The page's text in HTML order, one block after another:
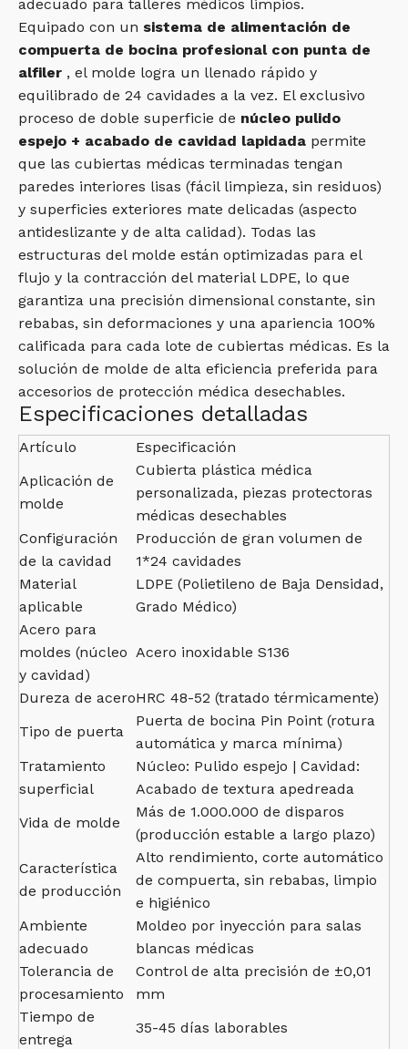
adecuado para talleres médicos limpios.
Equipado con un sistema de alimentación de
compuerta de bocina profesional con punta de
alfiler , el molde logra un llenado rápido y
equilibrado de 24 cavidades a la vez. El exclusivo
proceso de doble superficie de núcleo pulido
espejo + acabado de cavidad lapidada permite
que las cubiertas médicas terminadas tengan
paredes interiores lisas (fácil limpieza, sin residuos)
y superficies exteriores mate delicadas (aspecto
antideslizante y de alta calidad). Todas las
estructuras del molde están optimizadas para el
flujo y la contracción del material LDPE, lo que
garantiza una precisión dimensional constante, sin
rebabas, sin deformaciones y una apariencia 100%
calificada para cada lote de cubiertas médicas. Es la
solución de molde de alta eficiencia preferida para
accesorios de protección médica desechables.
Especificaciones detalladas
Artículo
Especificación
Aplicación de
molde
Cubierta plástica médica
personalizada, piezas protectoras
médicas desechables
Configuración
de la cavidad
Producción de gran volumen de
1*24 cavidades
Material
aplicable
LDPE (Polietileno de Baja Densidad,
Grado Médico)
Acero para
moldes (núcleo
y cavidad)
Acero inoxidable S136
Dureza de aceroHRC 48-52 (tratado térmicamente)
Tipo de puerta
Puerta de bocina Pin Point (rotura
automática y marca mínima)
Tratamiento
superficial
Núcleo: Pulido espejo | Cavidad:
Acabado de textura apedreada
Vida de molde
Más de 1.000.000 de disparos
(producción estable a largo plazo)
Característica
de producción
Alto rendimiento, corte automático
de compuerta, sin rebabas, limpio
e higiénico
Ambiente
adecuado
Moldeo por inyección para salas
blancas médicas
Tolerancia de
procesamiento
Control de alta precisión de ±0,01
mm
Tiempo de
entrega
35-45 días laborables